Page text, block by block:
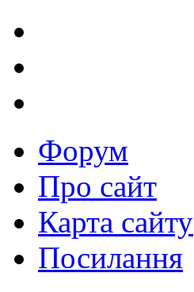
Форум
Про сайт
Карта сайту
Посилання